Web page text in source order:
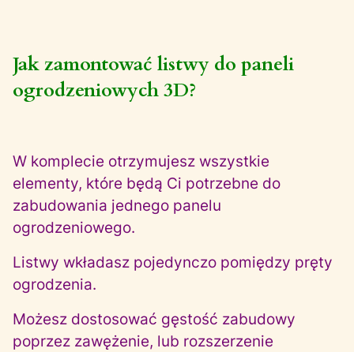
Jak zamontować listwy do paneli
ogrodzeniowych 3D?
W komplecie otrzymujesz wszystkie
elementy, które będą Ci potrzebne do
zabudowania jednego panelu
ogrodzeniowego.
Listwy wkładasz pojedynczo pomiędzy pręty
ogrodzenia.
Możesz dostosować gęstość zabudowy
poprzez zawężenie, lub rozszerzenie